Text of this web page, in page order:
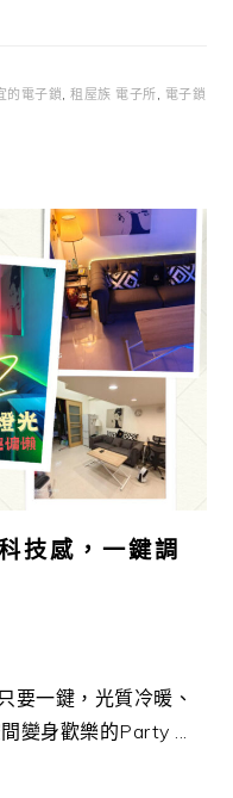
的電子鎖 ,租屋族 電子所
電子鎖
技感，一鍵調
要一鍵，光質冷暖、
變身歡樂的Party ...